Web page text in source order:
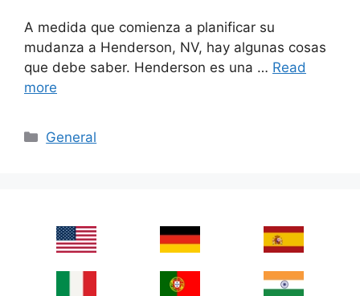
A medida que comienza a planificar su
mudanza a Henderson, NV, hay algunas cosas
que debe saber. Henderson es una … Read
more
Categories
General